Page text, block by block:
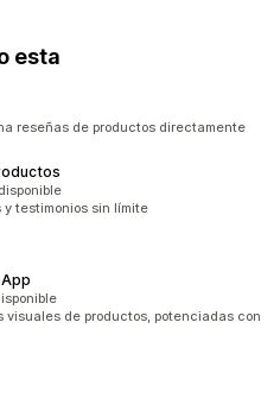
esta
reseñas de productos directamente
y testimonios sin límite
visuales de productos, potenciadas con